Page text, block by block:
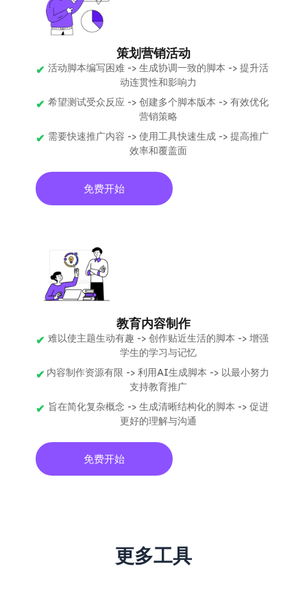
策划营销活动
活动脚本编写困难 -> 生成协调一致的脚本 -> 提升活
动连贯性和影响力
希望测试受众反应 -> 创建多个脚本版本 -> 有效优化
营销策略
需要快速推广内容 -> 使用工具快速生成 -> 提高推广
效率和覆盖面
免费开始
教育内容制作
难以使主题生动有趣 -> 创作贴近生活的脚本 -> 增强
学生的学习与记忆
内容制作资源有限 -> 利用AI生成脚本 -> 以最小努力
支持教育推广
旨在简化复杂概念 -> 生成清晰结构化的脚本 -> 促进
更好的理解与沟通
免费开始
更多工具